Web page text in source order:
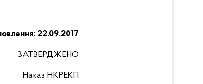
22.09.2017
ЗАТВЕРДЖЕНО
Наказ НКРЕКП